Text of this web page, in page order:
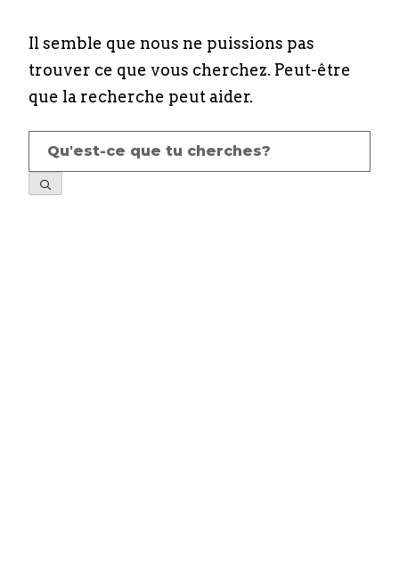
Il semble que nous ne puissions pas
trouver ce que vous cherchez. Peut-être
que la recherche peut aider.